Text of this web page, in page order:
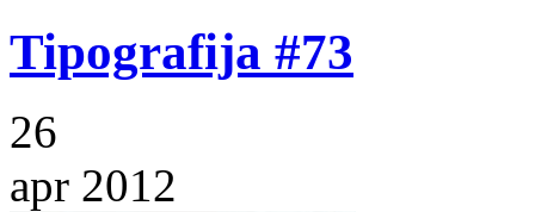
Tipografija #73
26
apr 2012